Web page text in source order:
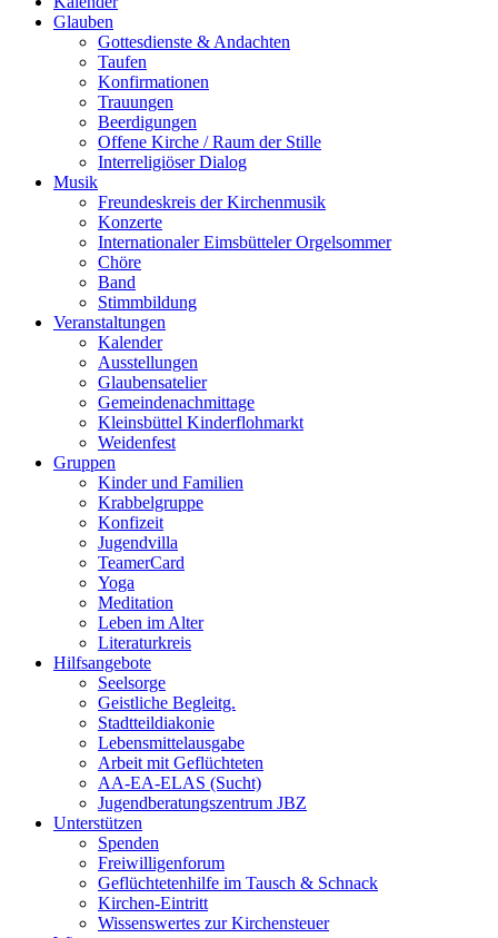
Glauben
Gottesdienste & Andachten
Taufen
Konfirmationen
Trauungen
Beerdigungen
Offene Kirche / Raum der Stille
Interreligiöser Dialog
Musik
Freundeskreis der Kirchenmusik
Konzerte
Internationaler Eimsbütteler Orgelsommer
Chöre
Band
Stimmbildung
Veranstaltungen
Kalender
Ausstellungen
Glaubensatelier
Gemeindenachmittage
Kleinsbüttel Kinder­flohmarkt
Weidenfest
Gruppen
Kinder und Familien
Krabbelgruppe
Konfizeit
Jugendvilla
TeamerCard
Yoga
Meditation
Leben im Alter
Literaturkreis
Hilfsangebote
Seelsorge
Geistliche Begleitg.
Stadtteildiakonie
Lebensmittelausgabe
Arbeit mit Geflüchteten
AA-EA-ELAS (Sucht)
Jugendberatungs­zentrum JBZ
Unterstützen
Spenden
Freiwilligenforum
Geflüchtetenhilfe im Tausch & Schnack
Kirchen-Eintritt
Wissenswertes zur Kirchensteuer